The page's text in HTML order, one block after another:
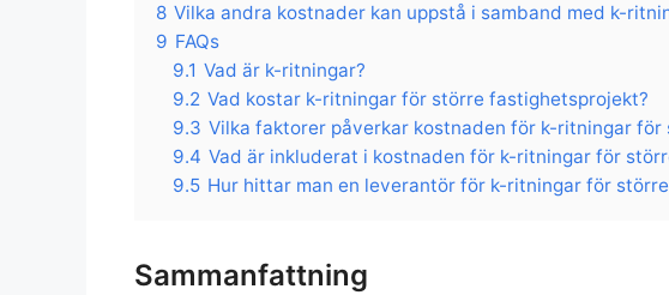
8 Vilka andra kostnader kan uppstå i samband med k-
9 FAQs
9.1 Vad är k-ritningar?
9.2 Vad kostar k-ritningar för större fastighetsprojekt?
9.3 Vilka faktorer påverkar kostnaden för k-ritningar
9.4 Vad är inkluderat i kostnaden för k-ritningar för
9.5 Hur hittar man en leverantör för k-ritningar för
Sammanfattning